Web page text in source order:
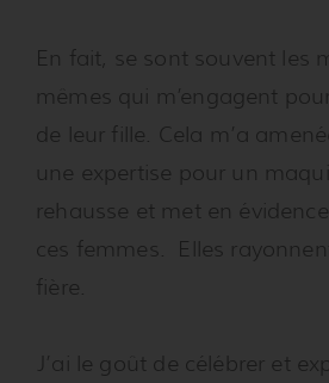
En fait, se sont souvent les
mêmes qui m’engagent
de leur fille. Cela m’a
une expertise pour un
rehausse et met en
ces femmes. Elles
fière.
J’ai le goût de célébrer et